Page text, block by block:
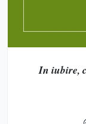
In iubire,